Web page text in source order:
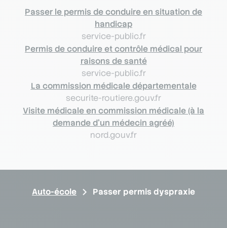
Passer le permis de conduire en situation de
handicap
service-public.fr
Permis de conduire et contrôle médical pour
raisons de santé
service-public.fr
La commission médicale départementale
securite-routiere.gouv.fr
Visite médicale en commission médicale (à la
demande d'un médecin agréé)
nord.gouv.fr
Auto-école Passer permis dyspraxie